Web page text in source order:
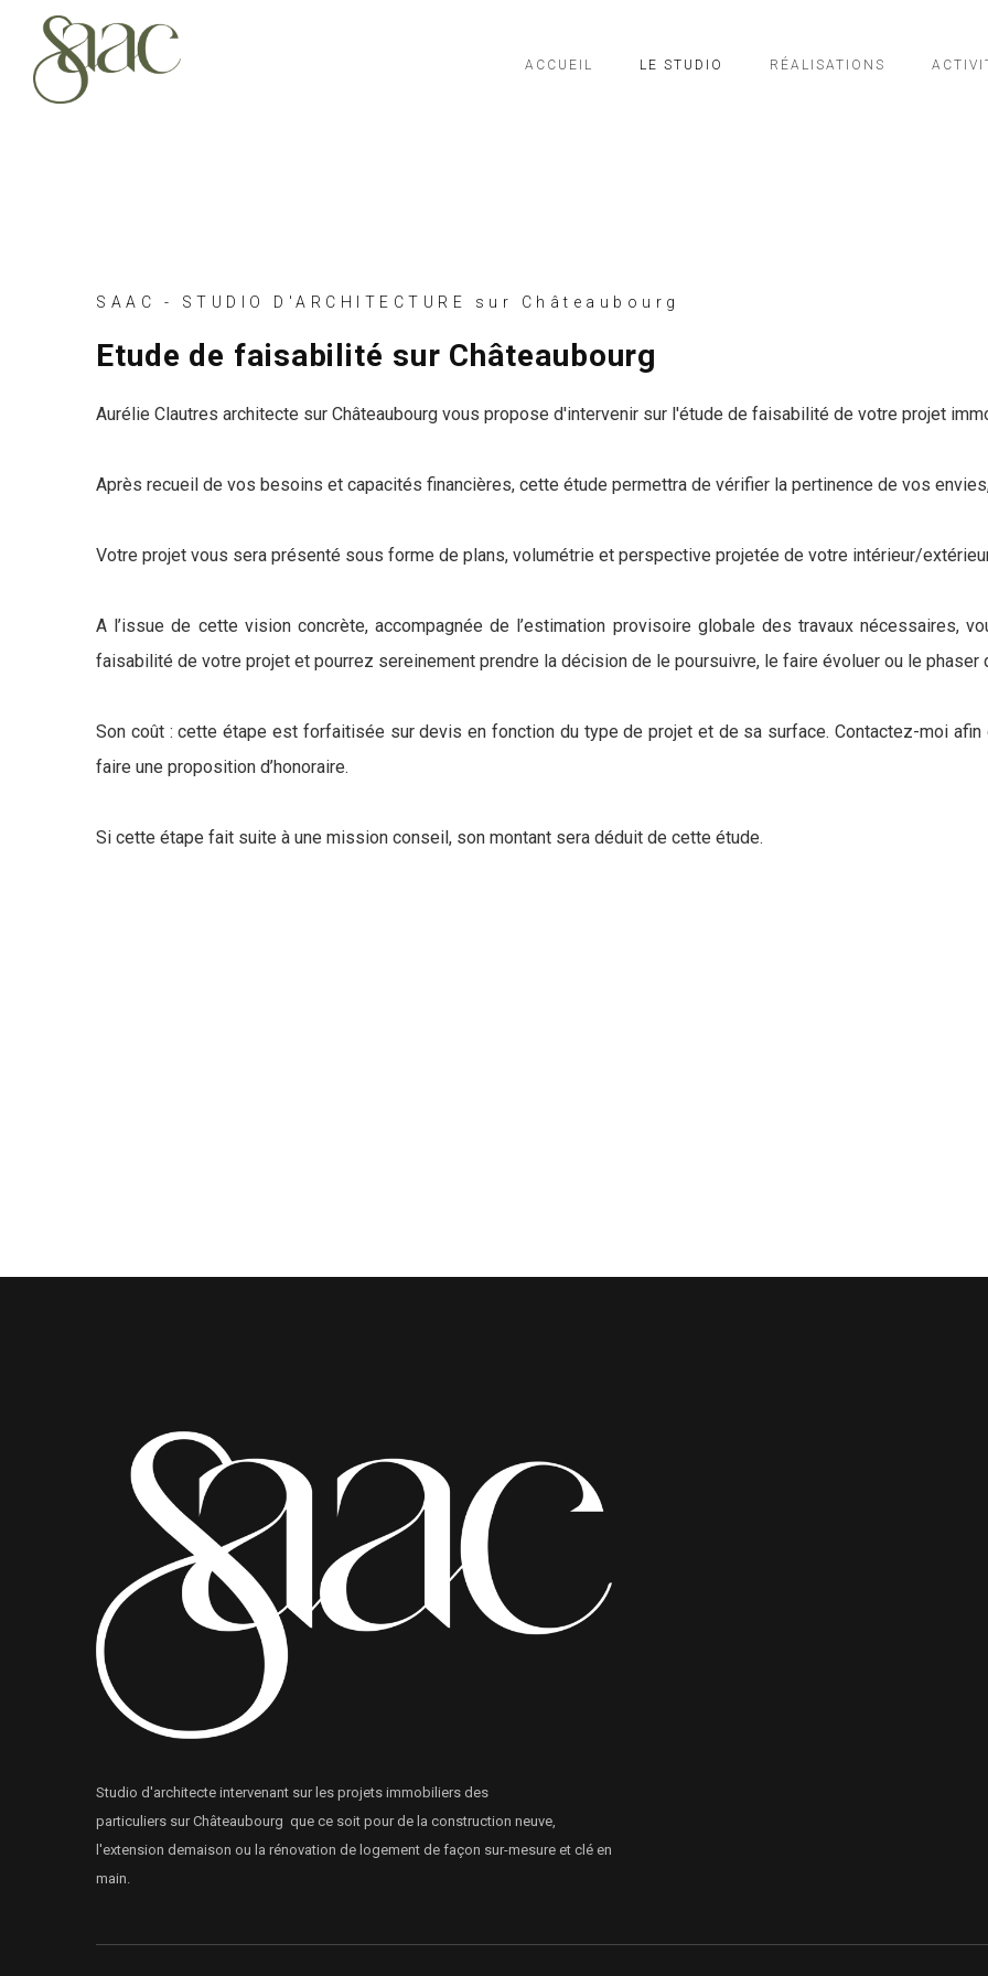
ACCUEIL LE STUDIO RÉALISATIONS
SAAC - STUDIO D'ARCHITECTURE sur Châteaubourg
Etude de faisabilité sur Châteaubourg
Aurélie Clautres architecte sur Châteaubourg vous propose d'intervenir sur l'étude de faisabilité de votre projet
Après recueil de vos besoins et capacités financières, cette étude permettra de vérifier la pertinence de vos
Votre projet vous sera présenté sous forme de plans, volumétrie et perspective projetée de votre intérieur/
A l’issue de cette vision concrète, accompagnée de l’estimation provisoire globale des travaux nécessaires,
faisabilité de votre projet et pourrez sereinement prendre la décision de le poursuivre, le faire évoluer ou le phaser
Son coût : cette étape est forfaitisée sur devis en fonction du type de projet et de sa surface. Contactez-moi
faire une proposition d’honoraire.
Si cette étape fait suite à une mission conseil, son montant sera déduit de cette étude.
Studio d'architecte intervenant sur les projets immobiliers des
particuliers sur Châteaubourg que ce soit pour de la construction neuve,
l'extension demaison ou la rénovation de logement de façon sur-mesure et clé en
main.